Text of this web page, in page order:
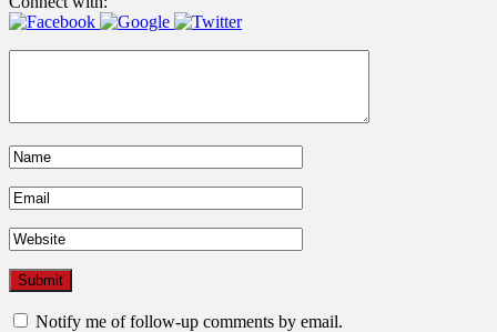
Notify me of follow-up comments by email.